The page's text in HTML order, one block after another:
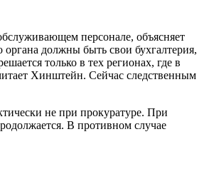
персонале, объясняет
должны быть свои бухгалтерия,
только в тех регионах, где в
Хинштейн. Сейчас следственным
не при прокуратуре. При
В противном случае